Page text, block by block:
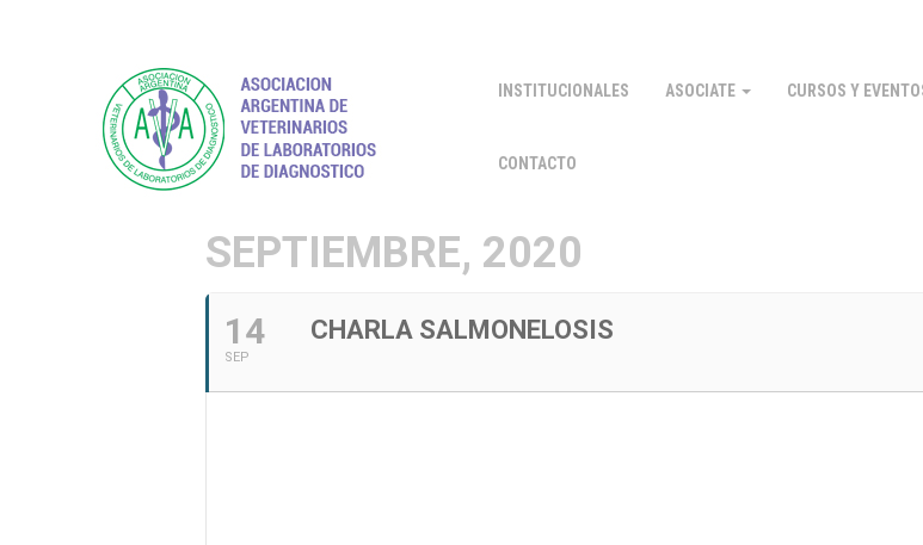
INSTITUCIONALES ASOCIATE CURSOS Y
CONTACTO
SEPTIEMBRE, 2020
14
SEP
CHARLA SALMONELOSIS